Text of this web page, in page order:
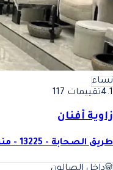
نساء
4.1تقييمات 117
زاوية أفنان
طريق الصحابة - 13225 - منطقة الرياض - Saudi Arabia